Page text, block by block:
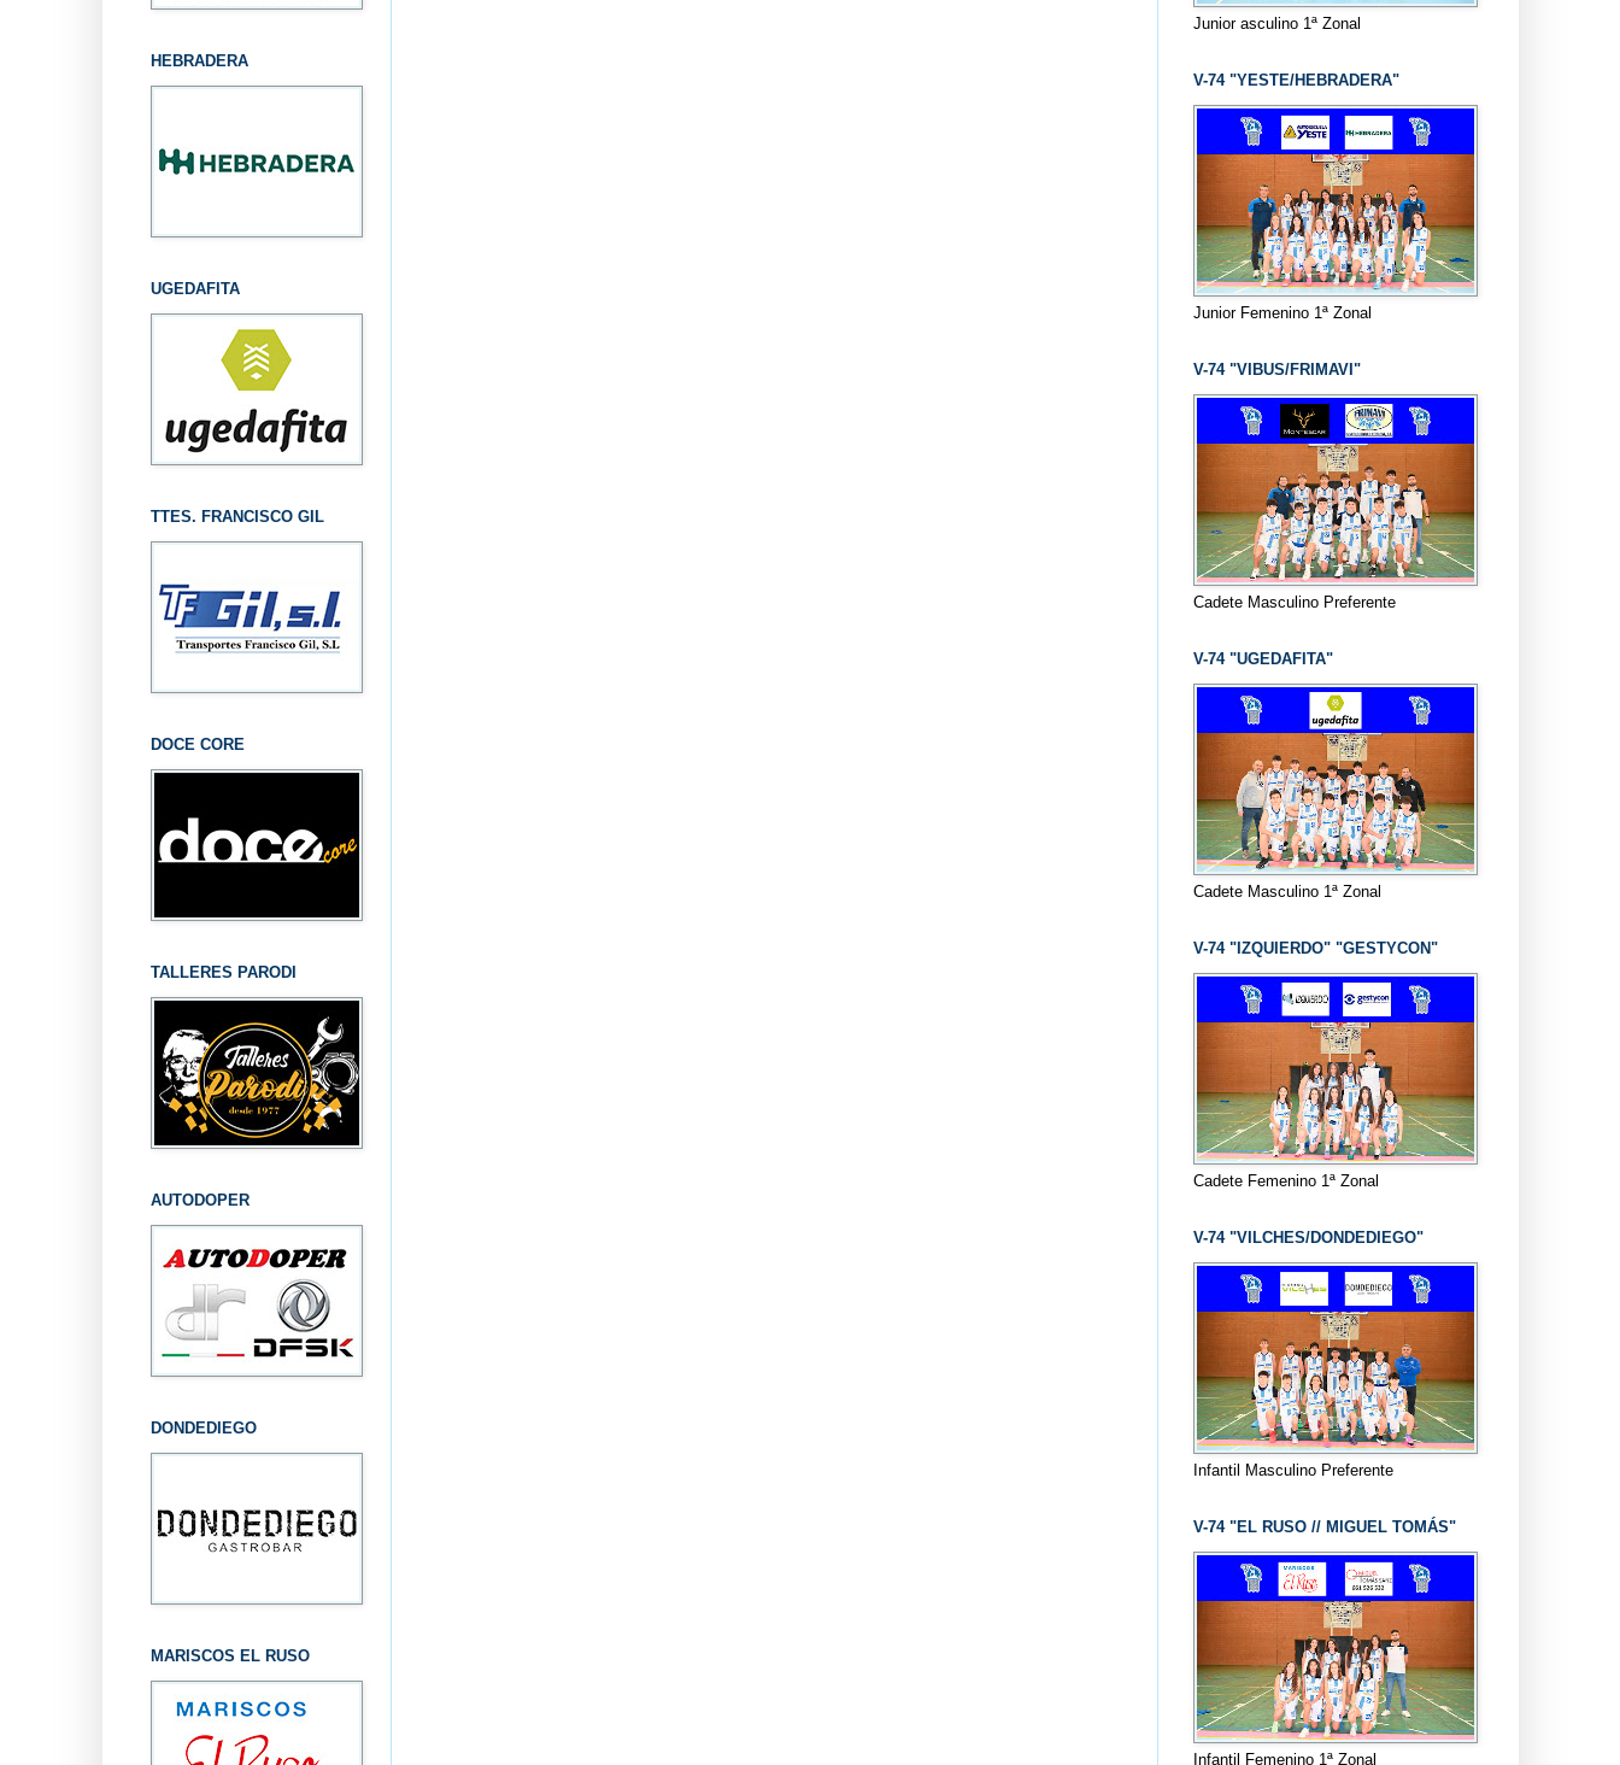
HEBRADERA
UGEDAFITA
TTES. FRANCISCO GIL
DOCE CORE
TALLERES PARODI
AUTODOPER
DONDEDIEGO
MARISCOS EL RUSO
Junior asculino 1ª Zonal
V-74 "YESTE/HEBRADERA"
Junior Femenino 1ª Zonal
V-74 "VIBUS/FRIMAVI"
Cadete Masculino Preferente
V-74 "UGEDAFITA"
Cadete Masculino 1ª Zonal
V-74 "IZQUIERDO" "GESTYCON"
Cadete Femenino 1ª Zonal
V-74 "VILCHES/DONDEDIEGO"
Infantil Masculino Preferente
V-74 "EL RUSO // MIGUEL TOMÁS"
Infantil Femenino 1ª Zonal